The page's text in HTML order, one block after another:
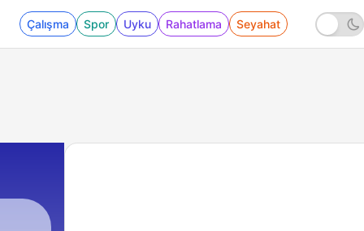
Çalışma Spor Uyku Rahatlama Seyahat